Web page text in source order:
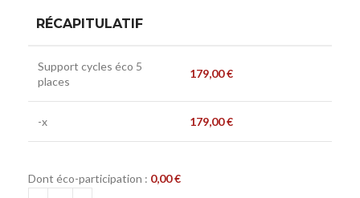
RÉCAPITULATIF
Support cycles éco 5
places
179,00€
-x 179,00€
Dont éco-participation : 0,00€